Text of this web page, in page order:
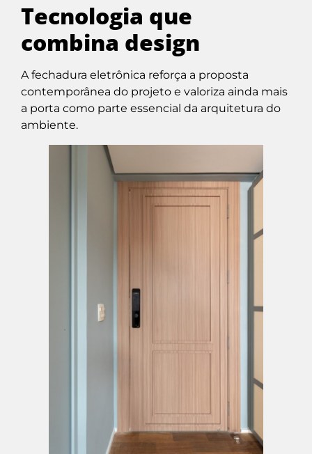
Tecnologia que
combina design
A fechadura eletrônica reforça a proposta
contemporânea do projeto e valoriza ainda mais
a porta como parte essencial da arquitetura do
ambiente.